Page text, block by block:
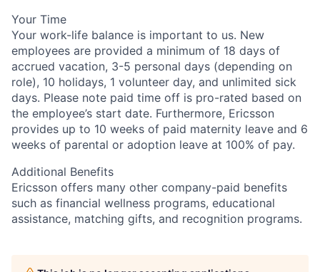
Your Time
Your work-life balance is important to us. New
employees are provided a minimum of 18 days of
accrued vacation, 3-5 personal days (depending on
role), 10 holidays, 1 volunteer day, and unlimited sick
days. Please note paid time off is pro-rated based on
the employee’s start date. Furthermore, Ericsson
provides up to 10 weeks of paid maternity leave and 6
weeks of parental or adoption leave at 100% of pay.
Additional Benefits
Ericsson offers many other company-paid benefits
such as financial wellness programs, educational
assistance, matching gifts, and recognition programs.